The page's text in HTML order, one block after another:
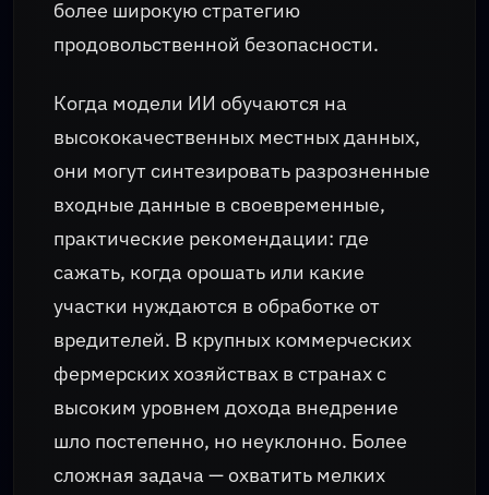
более широкую стратегию
продовольственной безопасности.
Когда модели ИИ обучаются на
высококачественных местных данных,
они могут синтезировать разрозненные
входные данные в своевременные,
практические рекомендации: где
сажать, когда орошать или какие
участки нуждаются в обработке от
вредителей. В крупных коммерческих
фермерских хозяйствах в странах с
высоким уровнем дохода внедрение
шло постепенно, но неуклонно. Более
сложная задача — охватить мелких